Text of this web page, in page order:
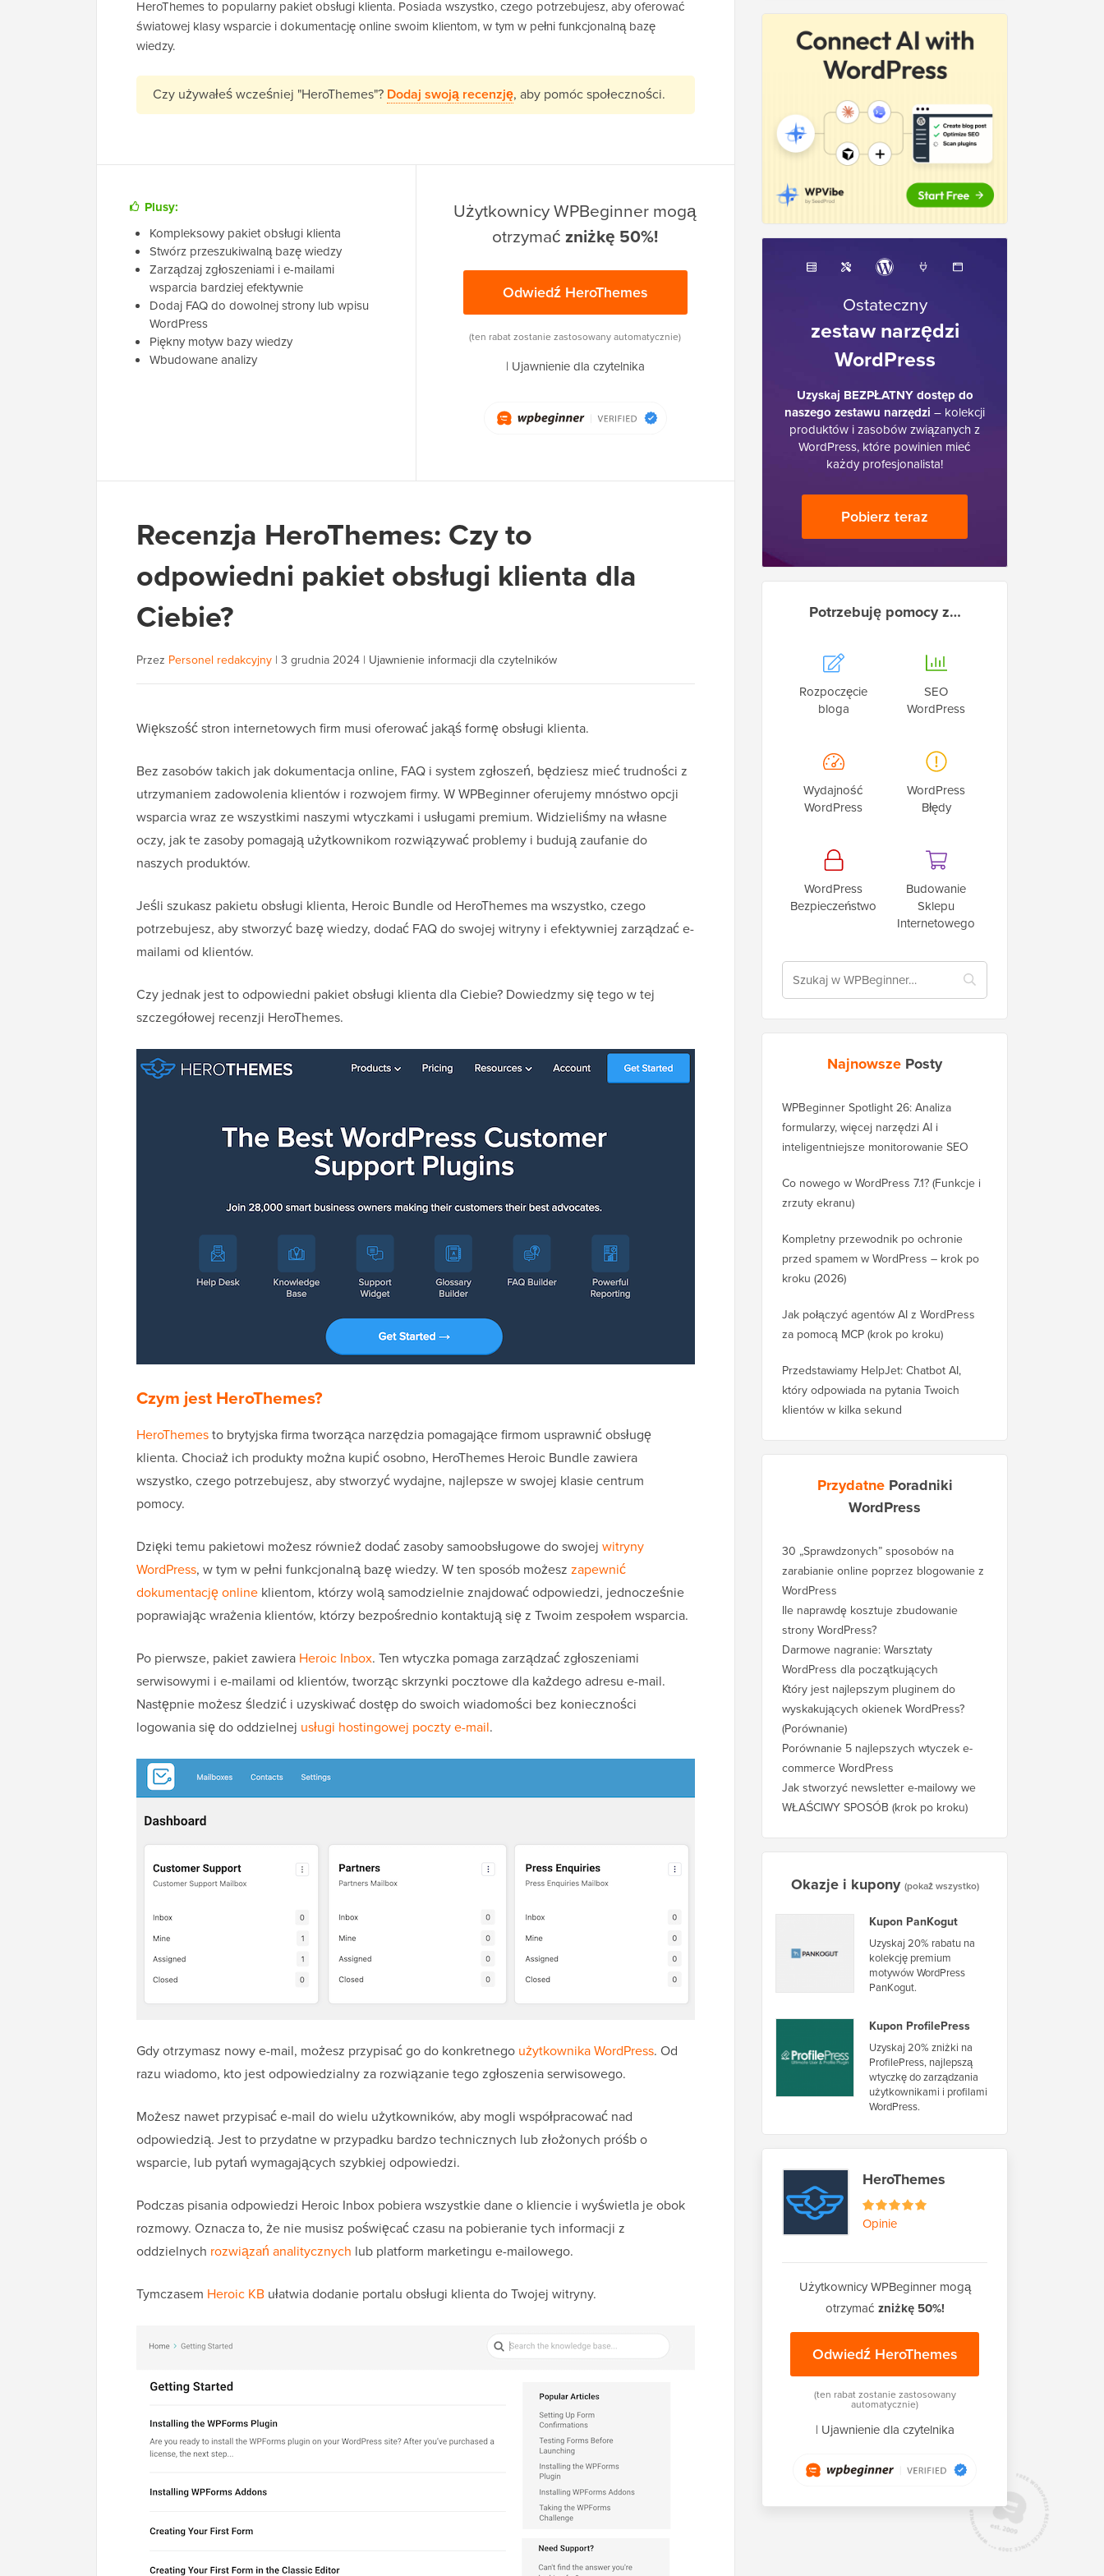
HeroThemes to popularny pakiet obsługi klienta. Posiada wszystko, czego potrzebujesz, aby oferować
światowej klasy wsparcie i dokumentację online swoim klientom, w tym w pełni funkcjonalną bazę
wiedzy.
Czy używałeś wcześniej "HeroThemes"? Dodaj swoją recenzję, aby pomóc społeczności.
Plusy:
Kompleksowy pakiet obsługi klienta
Stwórz przeszukiwalną bazę wiedzy
Zarządzaj zgłoszeniami i e-mailami
wsparcia bardziej efektywnie
Dodaj FAQ do dowolnej strony lub wpisu
WordPress
Piękny motyw bazy wiedzy
Wbudowane analizy
Użytkownicy WPBeginner mogą
otrzymać zniżkę 50%!
Odwiedź HeroThemes
(ten rabat zostanie zastosowany automatycznie)
| Ujawnienie dla czytelnika
Recenzja HeroThemes: Czy to
odpowiedni pakiet obsługi klienta dla
Ciebie?
Przez Personel redakcyjny | 3 grudnia 2024 | Ujawnienie informacji dla czytelników
Większość stron internetowych firm musi oferować jakąś formę obsługi klienta.
Bez zasobów takich jak dokumentacja online, FAQ i system zgłoszeń, będziesz mieć trudności z
utrzymaniem zadowolenia klientów i rozwojem firmy. W WPBeginner oferujemy mnóstwo opcji
wsparcia wraz ze wszystkimi naszymi wtyczkami i usługami premium. Widzieliśmy na własne
oczy, jak te zasoby pomagają użytkownikom rozwiązywać problemy i budują zaufanie do
naszych produktów.
Jeśli szukasz pakietu obsługi klienta, Heroic Bundle od HeroThemes ma wszystko, czego
potrzebujesz, aby stworzyć bazę wiedzy, dodać FAQ do swojej witryny i efektywniej zarządzać e-
mailami od klientów.
Czy jednak jest to odpowiedni pakiet obsługi klienta dla Ciebie? Dowiedzmy się tego w tej
szczegółowej recenzji HeroThemes.
Czym jest HeroThemes?
HeroThemesto brytyjska firma tworząca narzędzia pomagające firmom usprawnić obsługę
klienta. Chociaż ich produkty można kupić osobno, HeroThemes Heroic Bundle zawiera
wszystko, czego potrzebujesz, aby stworzyć wydajne, najlepsze w swojej klasie centrum
pomocy.
Dzięki temu pakietowi możesz również dodać zasoby samoobsługowe do swojej witryny
WordPress, w tym w pełni funkcjonalną bazę wiedzy. W ten sposób możesz zapewnić
dokumentację online klientom, którzy wolą samodzielnie znajdować odpowiedzi, jednocześnie
poprawiając wrażenia klientów, którzy bezpośrednio kontaktują się z Twoim zespołem wsparcia.
Po pierwsze, pakiet zawiera Heroic Inbox. Ten wtyczka pomaga zarządzać zgłoszeniami
serwisowymi i e-mailami od klientów, tworząc skrzynki pocztowe dla każdego adresu e-mail.
Następnie możesz śledzić i uzyskiwać dostęp do swoich wiadomości bez konieczności
logowania się do oddzielnej usługi hostingowej poczty e-mail.
Gdy otrzymasz nowy e-mail, możesz przypisać go do konkretnego użytkownika WordPress. Od
razu wiadomo, kto jest odpowiedzialny za rozwiązanie tego zgłoszenia serwisowego.
Możesz nawet przypisać e-mail do wielu użytkowników, aby mogli współpracować nad
odpowiedzią. Jest to przydatne w przypadku bardzo technicznych lub złożonych próśb o
wsparcie, lub pytań wymagających szybkiej odpowiedzi.
Podczas pisania odpowiedzi Heroic Inbox pobiera wszystkie dane o kliencie i wyświetla je obok
rozmowy. Oznacza to, że nie musisz poświęcać czasu na pobieranie tych informacji z
oddzielnych rozwiązań analitycznych lub platform marketingu e-mailowego.
Tymczasem Heroic KB ułatwia dodanie portalu obsługi klienta do Twojej witryny.
Ostateczny
zestaw narzędzi
WordPress
Uzyskaj BEZPŁATNY dostęp do
naszego zestawu narzędzi – kolekcji
produktów i zasobów związanych z
WordPress, które powinien mieć
każdy profesjonalista!
Pobierz teraz
Potrzebuję pomocy z…
Rozpoczęcie
bloga
SEO
WordPress
Wydajność
WordPress
WordPress
Błędy
WordPress
Bezpieczeństwo
Budowanie
Sklepu
Internetowego
Najnowsze Posty
WPBeginner Spotlight 26: Analiza
formularzy, więcej narzędzi AI i
inteligentniejsze monitorowanie SEO
Co nowego w WordPress 7.1? (Funkcje i
zrzuty ekranu)
Kompletny przewodnik po ochronie
przed spamem w WordPress – krok po
kroku (2026)
Jak połączyć agentów AI z WordPress
za pomocą MCP (krok po kroku)
Przedstawiamy HelpJet: Chatbot AI,
który odpowiada na pytania Twoich
klientów w kilka sekund
Przydatne Poradniki
WordPress
30 „Sprawdzonych” sposobów na
zarabianie online poprzez blogowanie z
WordPress
Ile naprawdę kosztuje zbudowanie
strony WordPress?
Darmowe nagranie: Warsztaty
WordPress dla początkujących
Który jest najlepszym pluginem do
wyskakujących okienek WordPress?
(Porównanie)
Porównanie 5 najlepszych wtyczek e-
commerce WordPress
Jak stworzyć newsletter e-mailowy we
WŁAŚCIWY SPOSÓB (krok po kroku)
Okazje i kupony (pokaż wszystko)
Kupon PanKogut
Uzyskaj 20% rabatu na
kolekcję premium
motywów WordPress
PanKogut.
Kupon ProfilePress
Uzyskaj 20% zniżki na
ProfilePress, najlepszą
wtyczkę do zarządzania
użytkownikami i profilami
WordPress.
HeroThemes
Opinie
Użytkownicy WPBeginner mogą
otrzymać zniżkę 50%!
Odwiedź HeroThemes
(ten rabat zostanie zastosowany
automatycznie)
| Ujawnienie dla czytelnika